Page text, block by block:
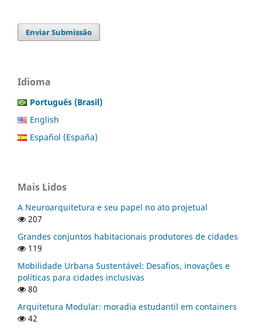
Enviar Submissão
Idioma
Português (Brasil)
English
Español (España)
Mais Lidos
A Neuroarquitetura e seu papel no ato projetual
207
Grandes conjuntos habitacionais produtores de cidades
119
Mobilidade Urbana Sustentável: Desafios, inovações e
políticas para cidades inclusivas
80
Arquitetura Modular: moradia estudantil em containers
42